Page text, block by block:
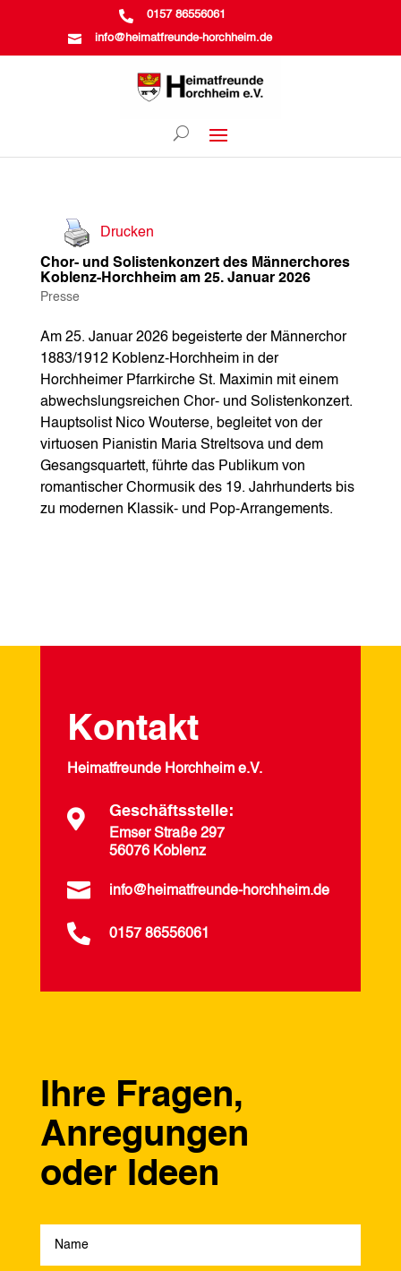
 0157 86556061
 info@heimatfreunde-horchheim.de
Drucken
Chor- und Solistenkonzert des Männerchores
Koblenz-Horchheim am 25. Januar 2026
Presse
Am 25. Januar 2026 begeisterte der Männerchor
1883/1912 Koblenz-Horchheim in der
Horchheimer Pfarrkirche St. Maximin mit einem
abwechslungsreichen Chor‑ und Solistenkonzert.
Hauptsolist Nico Wouterse, begleitet von der
virtuosen Pianistin Maria Streltsova und dem
Gesangsquartett, führte das Publikum von
romantischer Chormusik des 19. Jahrhunderts bis
zu modernen Klassik‑ und Pop‑Arrangements.
Kontakt
Heimatfreunde Horchheim e.V.
 Geschäftsstelle:
Emser Straße 297
56076 Koblenz
 info@heimatfreunde-horchheim.de
 0157 86556061
Ihre Fragen,
Anregungen
oder Ideen